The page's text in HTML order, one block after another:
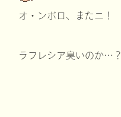
オ・ンボロ、またニ！
ラフレシア臭いのか…？